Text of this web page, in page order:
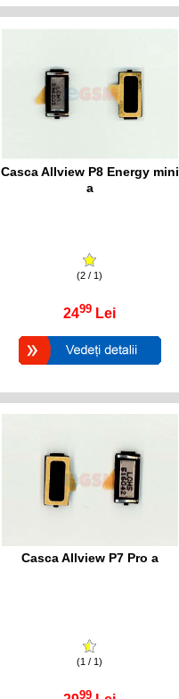
Casca Allview P8 Energy mini
a
(2 / 1)
2499 Lei
Casca Allview P7 Pro a
(1 / 1)
99